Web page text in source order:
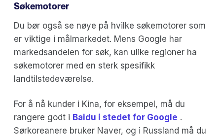
Søkemotorer
Du bør også se nøye på hvilke søkemotorer som
er viktige i målmarkedet. Mens Google har
markedsandelen for søk, kan ulike regioner ha
søkemotorer med en sterk spesifikk
landtilstedeværelse.
For å nå kunder i Kina, for eksempel, må du
rangere godt i Baidu i stedet for Google .
Sørkoreanere bruker Naver, og i Russland må du